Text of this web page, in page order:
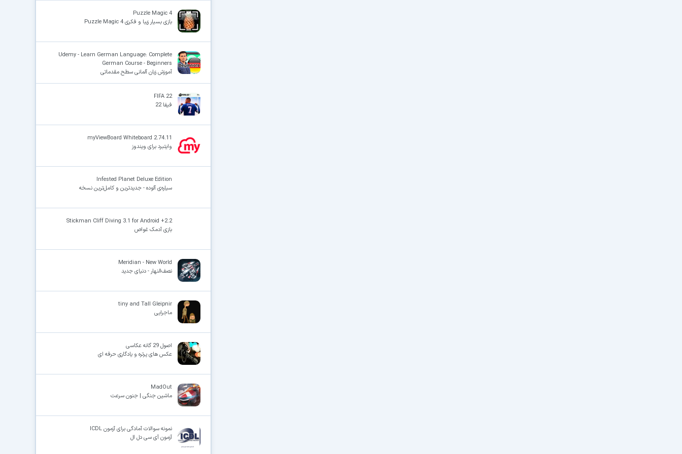
Puzzle Magic 4
بازی بسیار زیبا و فکری Puzzle Magic 4
Udemy - Learn German Language: Complete
German Course - Beginners
آموزش زبان آلمانی سطح مقدماتی
FIFA 22
فیفا 22
myViewBoard Whiteboard 2.74.11
وایتبرد برای ویندوز
Infested Planet Deluxe Edition
سیاره‌ی آلوده - جدیدترین و کامل‌ترین نسخه
Stickman Cliff Diving 3.1 for Android +2.2
بازی آدمک غواص
Meridian - New World
نصف‌النهار - دنیای جدید
tiny and Tall Gleipnir
ماجرایی
اصول 29 گانه عکاسی
عکس ھای پرتره و یادگاری حرفه ای
MadOut
ماشین جنگی | جنون سرعت
نمونه سوالات آمادگی برای آزمون ICDL
آزمون آی سی دل ال